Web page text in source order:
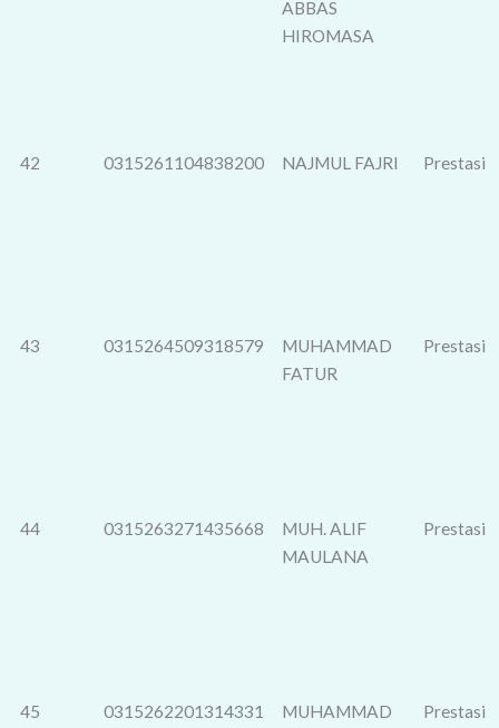
ABBAS
HIROMASA
42 0315261104838200 NAJMUL FAJRI Prestasi
43 0315264509318579
MUHAMMAD
FATUR
Prestasi
44 0315263271435668
MUH. ALIF
MAULANA
Prestasi
45 0315262201314331
MUHAMMAD
Prestasi